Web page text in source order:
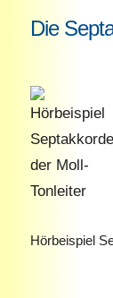
Die
Hörbeispiel